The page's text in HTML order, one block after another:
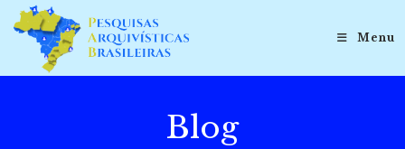
para
conteúdo
Menu
Blog